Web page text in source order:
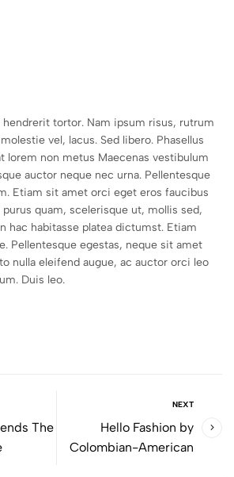
hendrerit tortor. Nam ipsum risus, rutrum
vel, lacus. Sed libero. Phasellus
lorem non metus Maecenas vestibulum
auctor neque nec urna. Pellentesque
Etiam sit amet orci eget eros faucibus
quam, scelerisque ut, mollis sed,
hac habitasse platea dictumst. Etiam
Pellentesque egestas, neque sit amet
nulla eleifend augue, ac auctor orci leo
Duis leo.
The
NEXT
Hello Fashion by
Colombian-American